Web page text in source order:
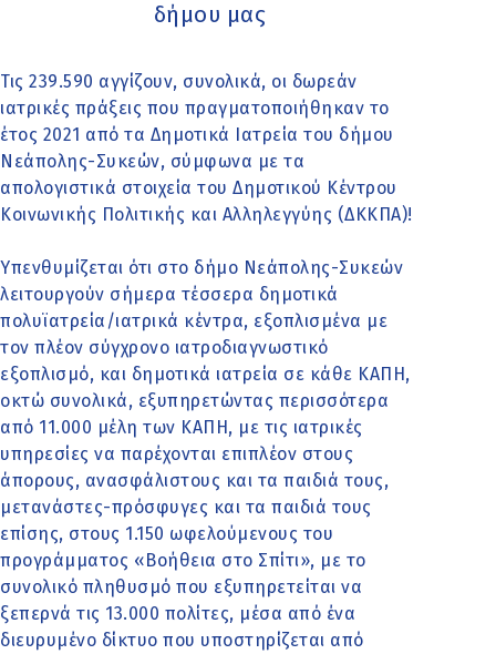
δήμου μας
Τις 239.590 αγγίζουν, συνολικά, οι δωρεάν
ιατρικές πράξεις που πραγματοποιήθηκαν το
έτος 2021 από τα Δημοτικά Ιατρεία του δήμου
Νεάπολης-Συκεών, σύμφωνα με τα
απολογιστικά στοιχεία του Δημοτικού Κέντρου
Κοινωνικής Πολιτικής και Αλληλεγγύης (ΔΚΚΠΑ)!
Υπενθυμίζεται ότι στο δήμο Νεάπολης-Συκεών
λειτουργούν σήμερα τέσσερα δημοτικά
πολυϊατρεία/ιατρικά κέντρα, εξοπλισμένα με
τον πλέον σύγχρονο ιατροδιαγνωστικό
εξοπλισμό, και δημοτικά ιατρεία σε κάθε ΚΑΠΗ,
οκτώ συνολικά, εξυπηρετώντας περισσότερα
από 11.000 μέλη των ΚΑΠΗ, με τις ιατρικές
υπηρεσίες να παρέχονται επιπλέον στους
άπορους, ανασφάλιστους και τα παιδιά τους,
μετανάστες-πρόσφυγες και τα παιδιά τους
επίσης, στους 1.150 ωφελούμενους του
προγράμματος «Βοήθεια στο Σπίτι», με το
συνολικό πληθυσμό που εξυπηρετείται να
ξεπερνά τις 13.000 πολίτες, μέσα από ένα
διευρυμένο δίκτυο που υποστηρίζεται από